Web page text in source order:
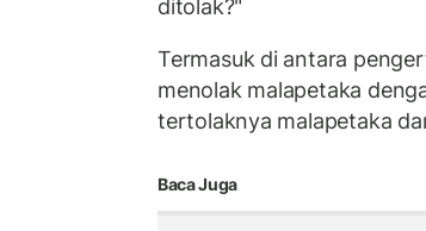
ditolak?"
Termasuk di antara
menolak malapetaka
tertolaknya malapetaka
Baca Juga